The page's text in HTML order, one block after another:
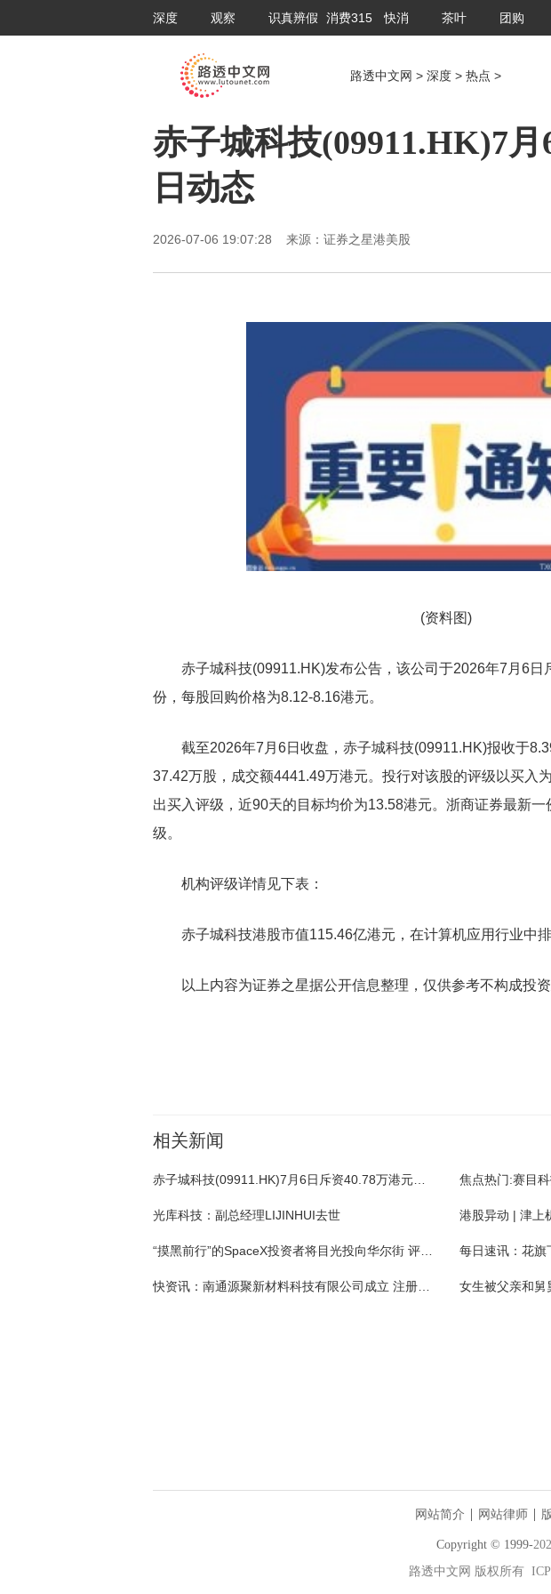
深度 观察 识真辨假 消费315 快消 茶叶 团购
路透中文网 > 深度 > 热点 >
赤子城科技(09911.HK)7
日动态
2026-07-06 19:07:28 来源：证券之星港美股
(资料图)
赤子城科技(09911.HK)发布公告，该公司于2026年7月6日
份，每股回购价格为8.12-8.16港元。
截至2026年7月6日收盘，赤子城科技(09911.HK)报收于
37.42万股，成交额4441.49万港元。投行对该股的评级以买入
出买入评级，近90天的目标均价为13.58港元。浙商证券最新
级。
机构评级详情见下表：
赤子城科技港股市值115.46亿港元，在计算机应用行业中
以上内容为证券之星据公开信息整理，仅供参考不构成投资
相关新闻
焦点热门:赛目
光库科技：副总经理LIJINHUI去世
每日速讯：花旗
网站简介 网站律师
Copyright © 1999-
路透中文网 版权所有 ICP